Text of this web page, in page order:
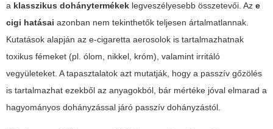
a klasszikus dohánytermékek legveszélyesebb összetevői. Az e
cigi hatásai azonban nem tekinthetők teljesen ártalmatlannak.
Kutatások alapján az e-cigaretta aerosolok is tartalmazhatnak
toxikus fémeket (pl. ólom, nikkel, króm), valamint irritáló
vegyületeket. A tapasztalatok azt mutatják, hogy a passzív gőzölés
is tartalmazhat ezekből az anyagokból, bár mértéke jóval elmarad a
hagyományos dohányzással járó passzív dohányzástól.